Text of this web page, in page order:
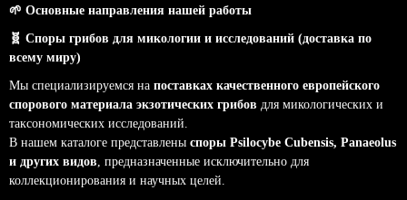
🌱 Основные направления нашей работы
🧬 Споры грибов для микологии и исследований (доставка по
всему миру)
Мы специализируемся на поставках качественного европейского
спорового материала экзотических грибов для микологических и
таксономических исследований.
В нашем каталоге представлены споры Psilocybe Cubensis, Panaeolus
и других видов, предназначенные исключительно для
коллекционирования и научных целей.